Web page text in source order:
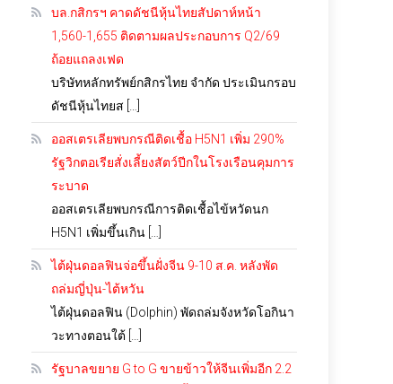
บล.กสิกรฯ คาดดัชนีหุ้นไทยสัปดาห์หน้า
1,560-1,655 ติดตามผลประกอบการ Q2/69
ถ้อยแถลงเฟด
บริษัทหลักทรัพย์กสิกรไทย จำกัด ประเมินกรอบ
ดัชนีหุ้นไทยส […]
ออสเตรเลียพบกรณีติดเชื้อ H5N1 เพิ่ม 290%
รัฐวิกตอเรียสั่งเลี้ยงสัตว์ปีกในโรงเรือนคุมการ
ระบาด
ออสเตรเลียพบกรณีการติดเชื้อไข้หวัดนก
H5N1 เพิ่มขึ้นเกิน […]
ไต้ฝุ่นดอลฟินจ่อขึ้นฝั่งจีน 9-10 ส.ค. หลังพัด
ถล่มญี่ปุ่น-ไต้หวัน
ไต้ฝุ่นดอลฟิน (Dolphin) พัดถล่มจังหวัดโอกินา
วะทางตอนใต้ […]
รัฐบาลขยาย G to G ขายข้าวให้จีนเพิ่มอีก 2.2